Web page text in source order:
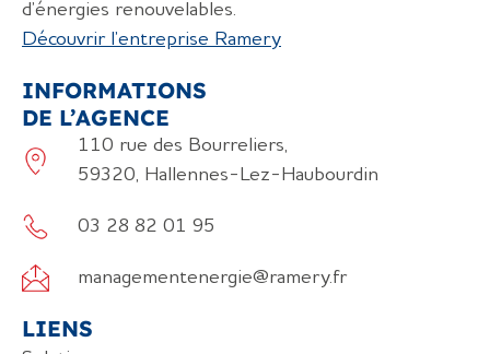
d’énergies renouvelables.
Découvrir l’entreprise Ramery
INFORMATIONS
DE L’AGENCE
110 rue des Bourreliers,
59320, Hallennes-Lez-Haubourdin
03 28 82 01 95
managementenergie@ramery.fr
LIENS